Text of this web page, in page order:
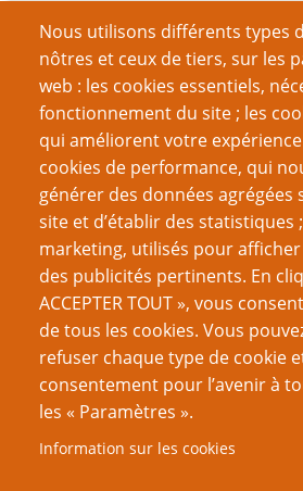
Nous utilisons différents types
nôtres et ceux de tiers, sur les
web : les cookies essentiels,
fonctionnement du site ; les
qui améliorent votre
cookies de performance, qui
générer des données agrégées
site et d’établir des statistiques
marketing, utilisés pour
des publicités pertinents. En
ACCEPTER TOUT », vous
de tous les cookies. Vous
refuser chaque type de cookie
consentement pour l’avenir à
les « Paramètres ».
Information sur les cookies
Recherche
Nom d'utilisateur
Mot de passe